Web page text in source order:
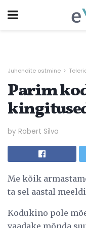
Juhendite ostmine
Parim
by Robert Silva
Me kõik
ta sel aastal
Kodukino pole
vaadake mõnda